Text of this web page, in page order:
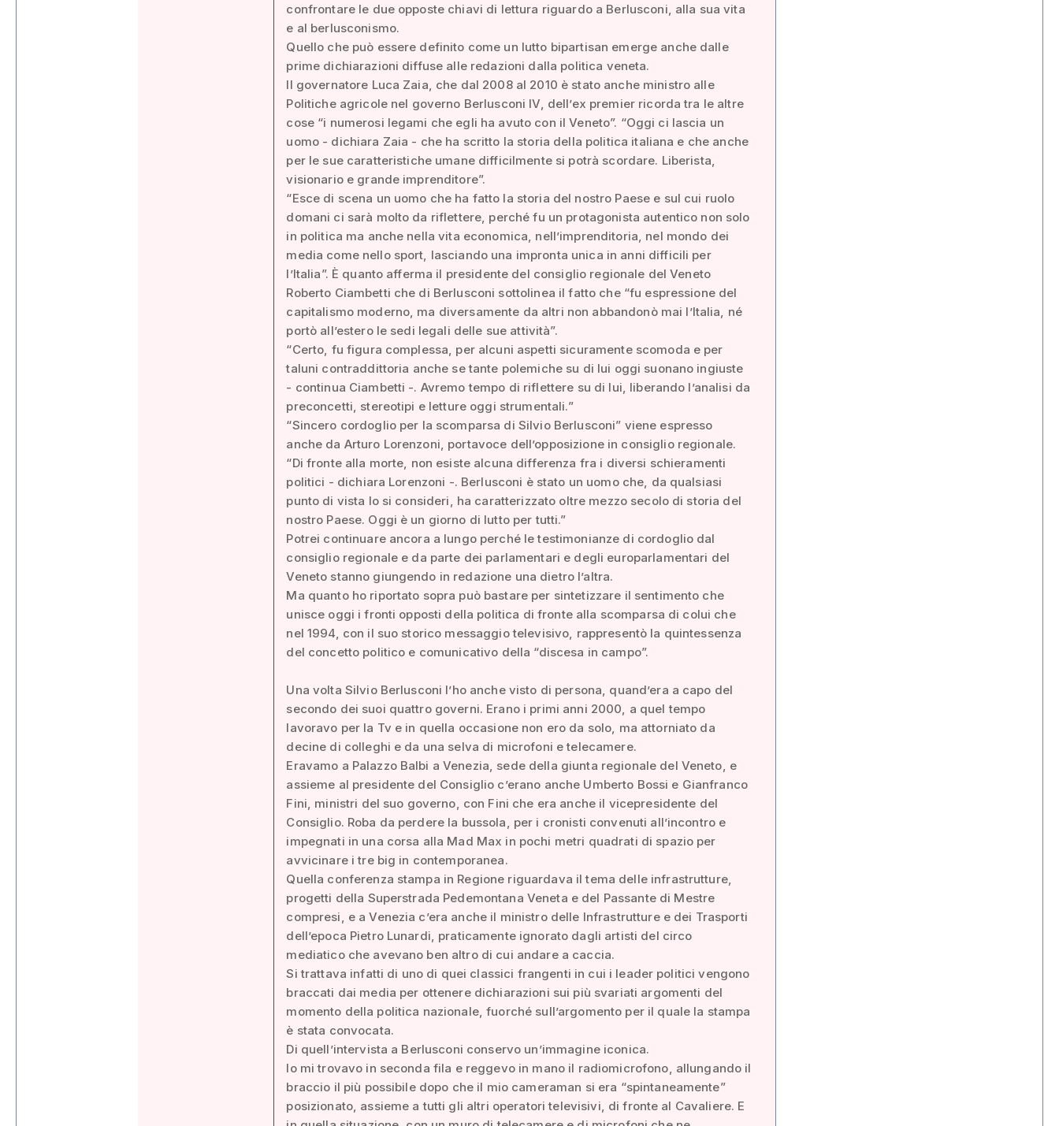
confrontare le due opposte chiavi di lettura riguardo a Berlusconi, alla sua vita
e al berlusconismo.
Quello che può essere definito come un lutto bipartisan emerge anche dalle
prime dichiarazioni diffuse alle redazioni dalla politica veneta.
Il governatore Luca Zaia, che dal 2008 al 2010 è stato anche ministro alle
Politiche agricole nel governo Berlusconi IV, dell’ex premier ricorda tra le altre
cose “i numerosi legami che egli ha avuto con il Veneto”. “Oggi ci lascia un
uomo - dichiara Zaia - che ha scritto la storia della politica italiana e che anche
per le sue caratteristiche umane difficilmente si potrà scordare. Liberista,
visionario e grande imprenditore”.
“Esce di scena un uomo che ha fatto la storia del nostro Paese e sul cui ruolo
domani ci sarà molto da riflettere, perché fu un protagonista autentico non solo
in politica ma anche nella vita economica, nell’imprenditoria, nel mondo dei
media come nello sport, lasciando una impronta unica in anni difficili per
l’Italia”. È quanto afferma il presidente del consiglio regionale del Veneto
Roberto Ciambetti che di Berlusconi sottolinea il fatto che “fu espressione del
capitalismo moderno, ma diversamente da altri non abbandonò mai l’Italia, né
portò all’estero le sedi legali delle sue attività”.
“Certo, fu figura complessa, per alcuni aspetti sicuramente scomoda e per
taluni contraddittoria anche se tante polemiche su di lui oggi suonano ingiuste
- continua Ciambetti -. Avremo tempo di riflettere su di lui, liberando l’analisi da
preconcetti, stereotipi e letture oggi strumentali.”
“Sincero cordoglio per la scomparsa di Silvio Berlusconi” viene espresso
anche da Arturo Lorenzoni, portavoce dell’opposizione in consiglio regionale.
“Di fronte alla morte, non esiste alcuna differenza fra i diversi schieramenti
politici - dichiara Lorenzoni -. Berlusconi è stato un uomo che, da qualsiasi
punto di vista lo si consideri, ha caratterizzato oltre mezzo secolo di storia del
nostro Paese. Oggi è un giorno di lutto per tutti.”
Potrei continuare ancora a lungo perché le testimonianze di cordoglio dal
consiglio regionale e da parte dei parlamentari e degli europarlamentari del
Veneto stanno giungendo in redazione una dietro l’altra.
Ma quanto ho riportato sopra può bastare per sintetizzare il sentimento che
unisce oggi i fronti opposti della politica di fronte alla scomparsa di colui che
nel 1994, con il suo storico messaggio televisivo, rappresentò la quintessenza
del concetto politico e comunicativo della “discesa in campo”.
Una volta Silvio Berlusconi l’ho anche visto di persona, quand’era a capo del
secondo dei suoi quattro governi. Erano i primi anni 2000, a quel tempo
lavoravo per la Tv e in quella occasione non ero da solo, ma attorniato da
decine di colleghi e da una selva di microfoni e telecamere.
Eravamo a Palazzo Balbi a Venezia, sede della giunta regionale del Veneto, e
assieme al presidente del Consiglio c’erano anche Umberto Bossi e Gianfranco
Fini, ministri del suo governo, con Fini che era anche il vicepresidente del
Consiglio. Roba da perdere la bussola, per i cronisti convenuti all’incontro e
impegnati in una corsa alla Mad Max in pochi metri quadrati di spazio per
avvicinare i tre big in contemporanea.
Quella conferenza stampa in Regione riguardava il tema delle infrastrutture,
progetti della Superstrada Pedemontana Veneta e del Passante di Mestre
compresi, e a Venezia c’era anche il ministro delle Infrastrutture e dei Trasporti
dell’epoca Pietro Lunardi, praticamente ignorato dagli artisti del circo
mediatico che avevano ben altro di cui andare a caccia.
Si trattava infatti di uno di quei classici frangenti in cui i leader politici vengono
braccati dai media per ottenere dichiarazioni sui più svariati argomenti del
momento della politica nazionale, fuorché sull’argomento per il quale la stampa
è stata convocata.
Di quell’intervista a Berlusconi conservo un’immagine iconica.
Io mi trovavo in seconda fila e reggevo in mano il radiomicrofono, allungando il
braccio il più possibile dopo che il mio cameraman si era “spintaneamente”
posizionato, assieme a tutti gli altri operatori televisivi, di fronte al Cavaliere. E